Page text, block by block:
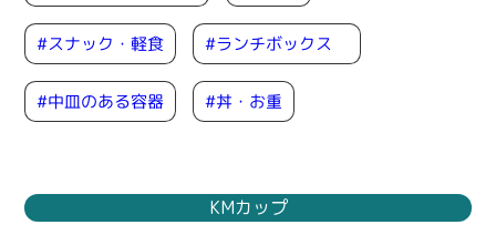
#スナック・軽食 #ランチボックス
#中皿のある容器 #丼・お重
KMカップ